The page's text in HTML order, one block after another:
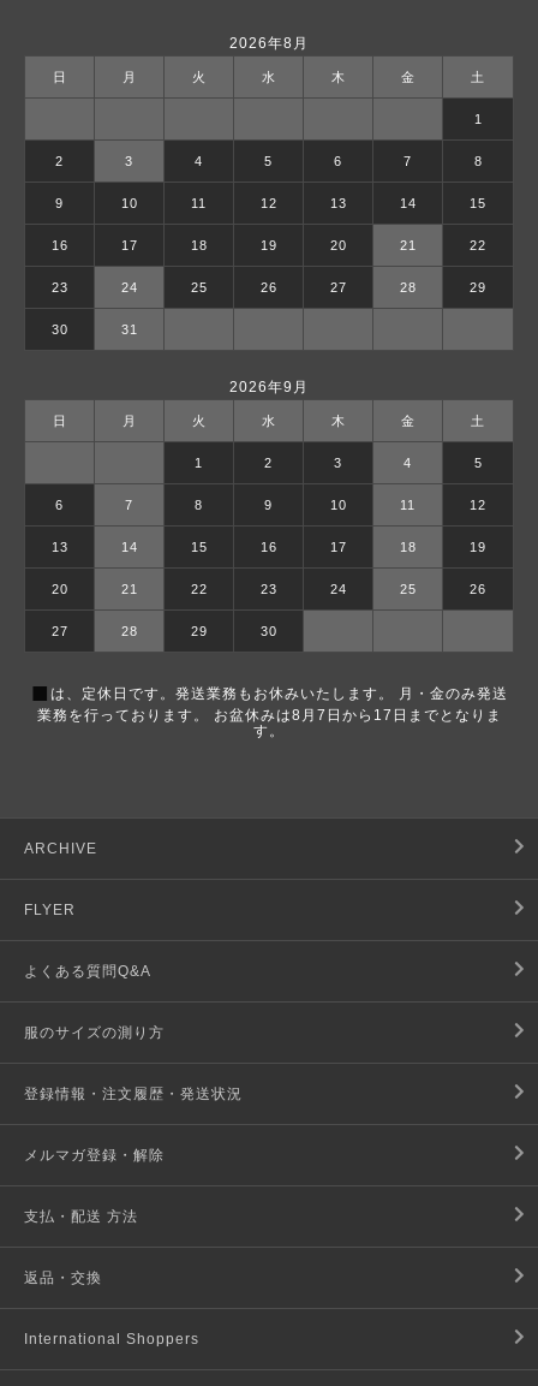
2026年8月
日 月 火 水 木 金 土
1
2 3 4 5 6 7 8
9 10 11 12 13 14 15
16 17 18 19 20 21 22
23 24 25 26 27 28 29
30 31
2026年9月
日 月 火 水 木 金 土
1 2 3 4 5
6 7 8 9 10 11 12
13 14 15 16 17 18 19
20 21 22 23 24 25 26
27 28 29 30
■ は、定休日です。発送業務もお休みいたします。 月・金のみ発送
業務を行っております。 お盆休みは8月7日から17日までとなりま
す。
ARCHIVE
FLYER
よくある質問Q&A
服のサイズの測り方
登録情報・注文履歴・発送状況
メルマガ登録・解除
支払・配送 方法
返品・交換
International Shoppers